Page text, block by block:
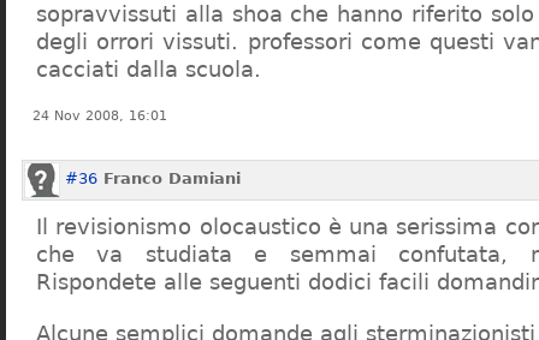
sopravvissuti alla shoa che hanno riferito
degli orrori vissuti. professori come questi
cacciati dalla scuola.
24 Nov 2008, 16:01
#36 Franco Damiani
Il revisionismo olocaustico è una serissima
che va studiata e semmai confutata,
Rispondete alle seguenti dodici facili
Alcune semplici domande agli sterminazionisti